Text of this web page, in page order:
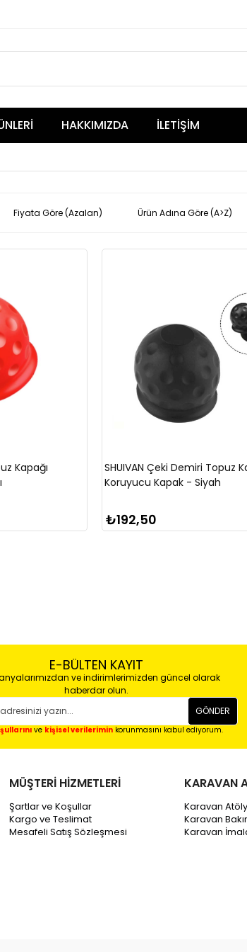
HAKKIMIZDA İLETİŞİM
Fiyata Göre (Azalan) Ürün Adına Göre (A>Z)
Kapağı
SHUIVAN Çeki Demiri Topuz
Koruyucu Kapak - Siyah
₺192,50
E-BÜLTEN KAYIT
ve indirimlerimizden güncel olarak
haberdar olun.
GÖNDER
ve kişisel verilerimin korunmasını kabul ediyorum.
MÜŞTERİ HİZMETLERİ
Şartlar ve Koşullar
Kargo ve Teslimat
Mesafeli Satış Sözleşmesi
KARAVAN
Karavan
Karavan
Karavan